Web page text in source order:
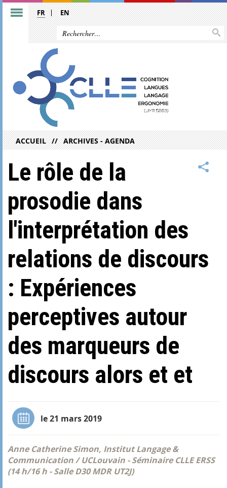
FR EN
ACCUEIL ARCHIVES - AGENDA
Le rôle de la
prosodie dans
l'interprétation des
relations de discours
: Expériences
perceptives autour
des marqueurs de
discours alors et et
le 21 mars 2019
Anne Catherine Simon, Institut Langage &
Communication / UCLouvain - Séminaire CLLE ERSS
(14 h/16 h - Salle D30 MDR UT2J)